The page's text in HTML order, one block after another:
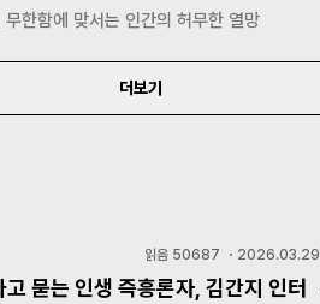
한함에 맞서는 인간의 허무한 열망
더보기
읽음 50687 ・ 2026.03.29
묻는 인생 즉흥론자, 김간지 인터